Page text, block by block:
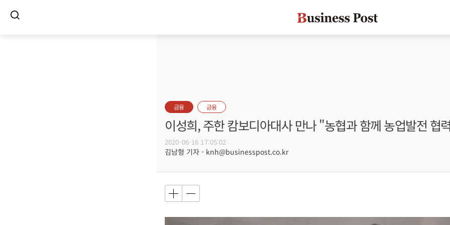
금융 금융
이성희, 주한 캄보디아대사 만나 "농협과 함께 농업발전 협
2020-06-16 17:05:02
김남형 기자 - knh@businesspost.co.kr